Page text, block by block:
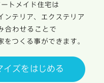
同居する家族構成